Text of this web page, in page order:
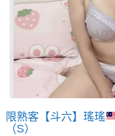
限熟客【斗六】瑤瑤
（S）